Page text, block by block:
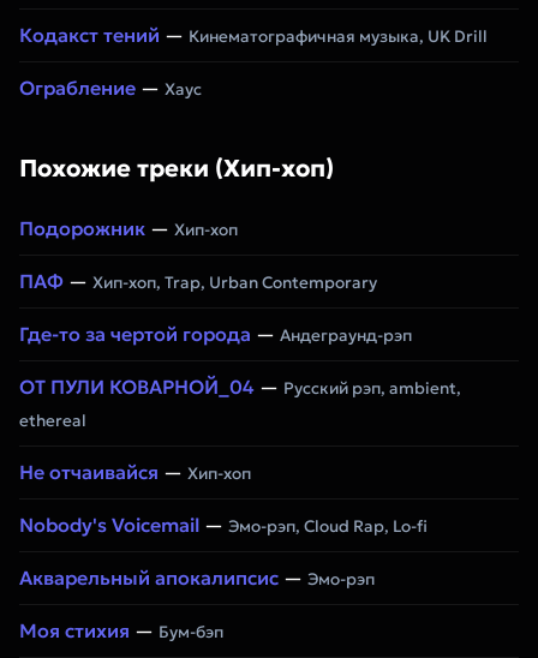
Кодакст тений — Кинематографичная музыка, UK Drill
Ограбление — Хаус
Похожие треки (Хип-хоп)
Подорожник — Хип-хоп
ПАФ — Хип-хоп, Trap, Urban Contemporary
Где-то за чертой города — Андеграунд-рэп
ОТ ПУЛИ КОВАРНОЙ_04 — Русский рэп, ambient,
ethereal
Не отчаивайся — Хип-хоп
Nobody's Voicemail — Эмо-рэп, Cloud Rap, Lo-fi
Акварельный апокалипсис — Эмо-рэп
Моя стихия — Бум-бэп